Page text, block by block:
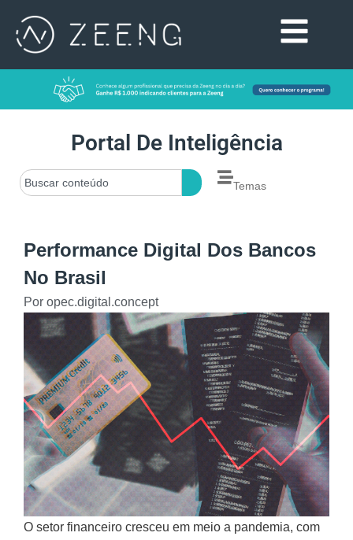
Portal De Inteligência
Temas
Performance Digital Dos Bancos
No Brasil
Por opec.digital.concept
O setor financeiro cresceu em meio a pandemia, com